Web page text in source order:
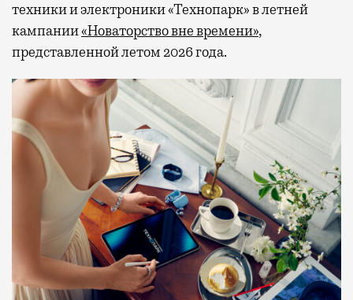
техники и электроники «Технопарк» в летней
кампании«Новаторство вне времени»,
представленной летом 2026 года.